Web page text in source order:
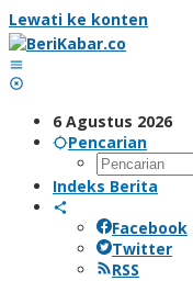
Lewati ke konten
6 Agustus 2026
Pencarian
Indeks Berita
Facebook
Twitter
RSS